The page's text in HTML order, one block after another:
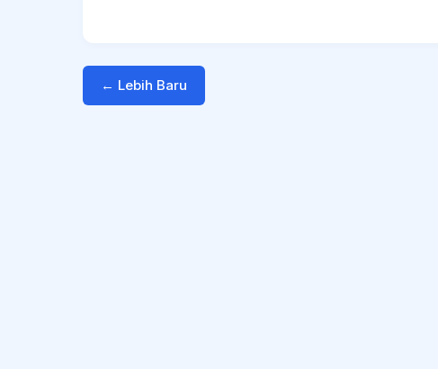
← Lebih Baru